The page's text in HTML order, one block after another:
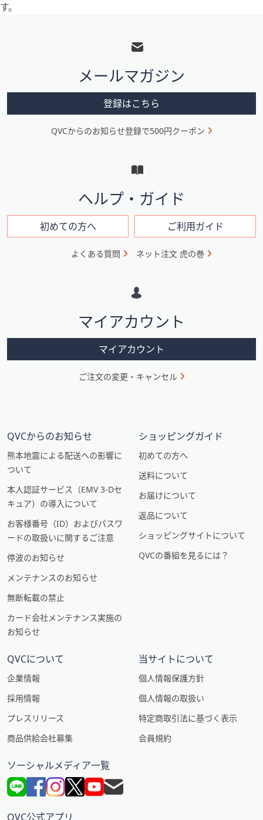
す。
メ
ニ
ン
ン
メールマガジン
登録はこちら
QVCからのお知らせ登録で500円クーポン
ヘルプ・ガイド
初めての方へ ご利用ガイド
よくある質問 ネット注文 虎の巻
マイアカウント
マイアカウント
ご注文の変更・キャンセル
QVCからのお知らせ
熊本地震による配送への影響に
ついて
本人認証サービス（EMV 3-Dセ
キュア）の導入について
お客様番号（ID）およびパスワ
ードの取扱いに関するご注意
停波のお知らせ
メンテナンスのお知らせ
無断転載の禁止
カード会社メンテナンス実施の
お知らせ
ショッピングガイド
初めての方へ
送料について
お届けについて
返品について
ショッピングサイトについて
QVCの番組を見るには？
QVCについて
企業情報
採用情報
プレスリリース
商品供給会社募集
当サイトについて
個人情報保護方針
個人情報の取扱い
特定商取引法に基づく表示
会員規約
ソーシャルメディア一覧
QVC公式アプリ